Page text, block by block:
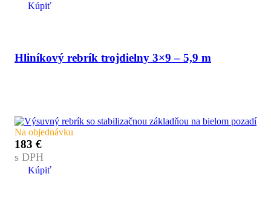
Kúpiť
Hliníkový rebrík trojdielny 3×9 – 5,9 m
Na objednávku
183 €
s DPH
Kúpiť